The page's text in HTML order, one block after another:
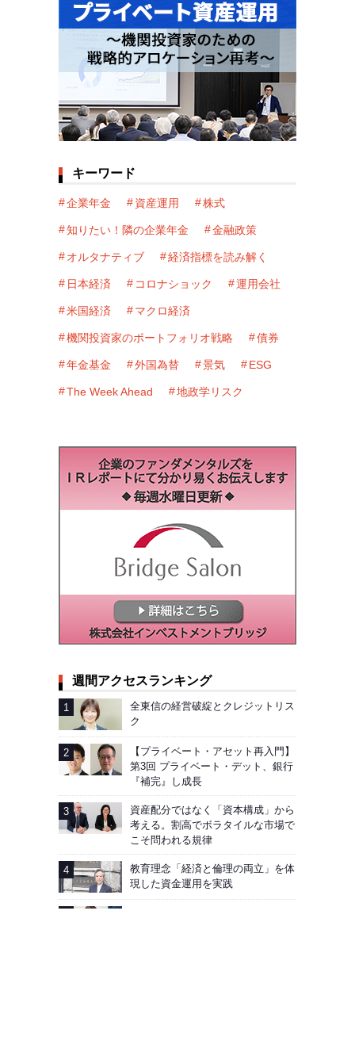
キーワード
企業年金 資産運用 株式
知りたい！隣の企業年金 金融政策
オルタナティブ 経済指標を読み解く
日本経済 コロナショック 運用会社
米国経済 マクロ経済
機関投資家のポートフォリオ戦略 債券
年金基金 外国為替 景気 ESG
The Week Ahead 地政学リスク
週間アクセスランキング
全東信の経営破綻とクレジットリス
ク
【プライベート・アセット再入門】
第3回 プライベート・デット、銀行
『補完』し成長
資産配分ではなく「資本構成」から
考える。割高でボラタイルな市場で
こそ問われる規律
教育理念「経済と倫理の両立」を体
現した資金運用を実践